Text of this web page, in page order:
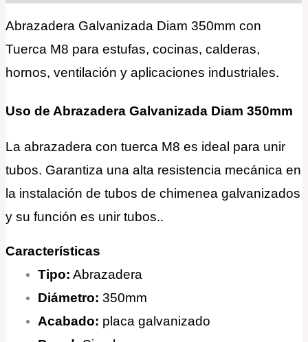
Abrazadera Galvanizada Diam 350mm con
Tuerca M8 para estufas, cocinas, calderas,
hornos, ventilación y aplicaciones industriales.
Uso de Abrazadera Galvanizada Diam 350mm
La abrazadera con tuerca M8 es ideal para unir
tubos. Garantiza una alta resistencia mecánica en
la instalación de tubos de chimenea galvanizados
y su función es unir tubos..
Características
Tipo: Abrazadera
Diámetro: 350mm
Acabado: placa galvanizado